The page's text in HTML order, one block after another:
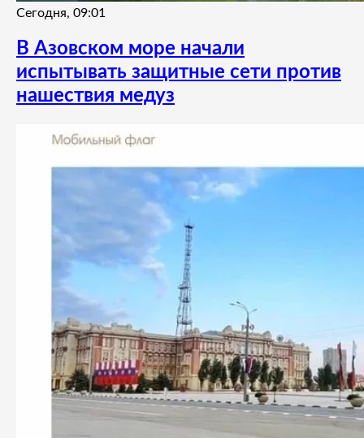
Сегодня, 09:01
В Азовском море начали
испытывать защитные сети против
нашествия медуз